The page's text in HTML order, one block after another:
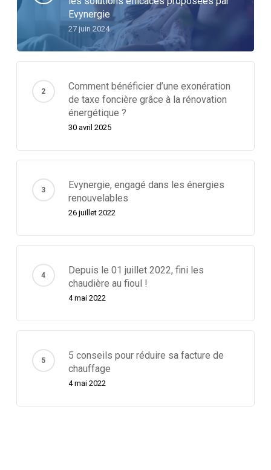
Evynergie
27 juin 2024
Comment bénéficier d’une exonération
de taxe foncière grâce à la rénovation
énergétique ?
30 avril 2025
Evynergie, engagé dans les énergies
renouvelables
26 juillet 2022
Depuis le 01 juillet 2022, fini les
chaudière au fioul !
4 mai 2022
5 conseils pour réduire sa facture de
chauffage
4 mai 2022